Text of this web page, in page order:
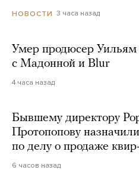
НОВОСТИ 3 часа назад
Умер продюсер
с Мадонной и Blur
4 часа назад
Бывшему директору
Протопопову
по делу о продаже
6 часов назад